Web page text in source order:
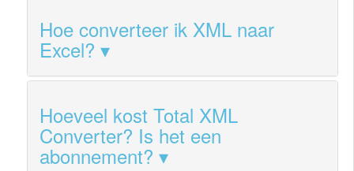
Hoe converteer ik XML naar
Excel?
Hoeveel kost Total XML
Converter? Is het een
abonnement?